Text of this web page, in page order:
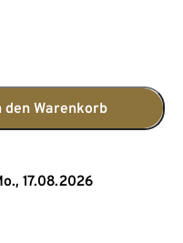
den Warenkorb
17.08.2026